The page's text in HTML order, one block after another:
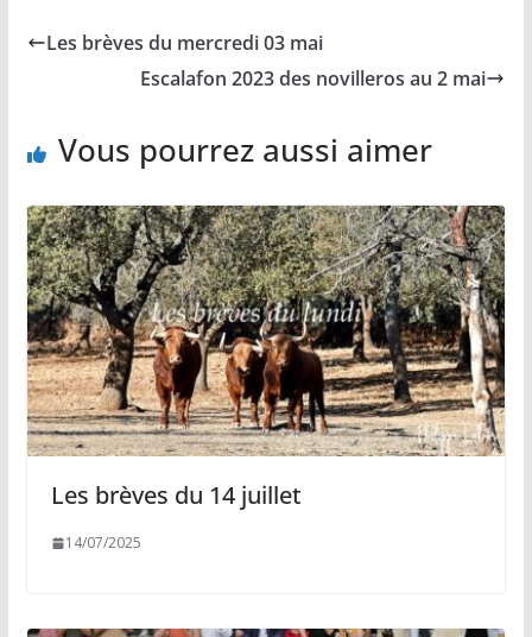
o
i
n
A
p
g
e
Les brèves du mercredi 03 mai
Escalafon 2023 des novilleros au 2 mai
Vous pourrez aussi aimer
Les brèves du 14 juillet
14/07/2025